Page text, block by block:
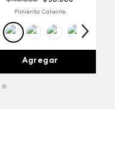
Pimienta Caliente
Agregar